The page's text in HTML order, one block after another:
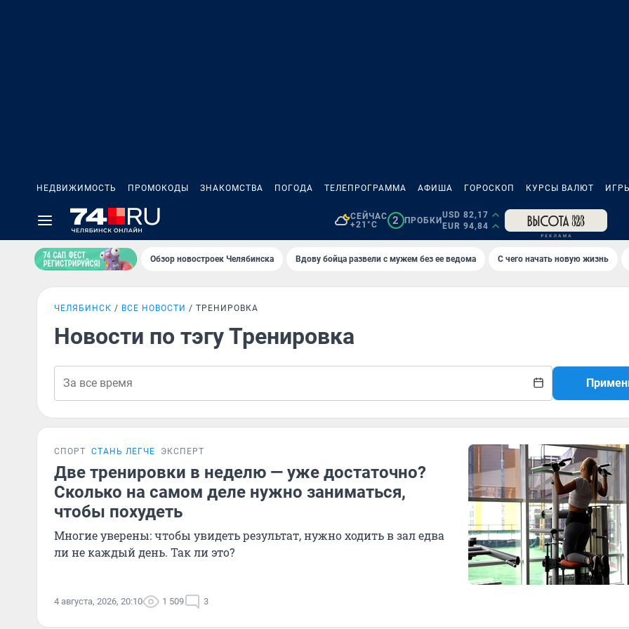
НЕДВИЖИМОСТЬ ПРОМОКОДЫ ЗНАКОМСТВА ПОГОДА ТЕЛЕПРОГРАММА АФИША ГОРОСКОП КУРСЫ ВАЛЮТ
СЕЙЧАС
+21°C
2 ПРОБКИ
USD 82,17
EUR 94,84
Обзор новостроек Челябинска Вдову бойца развели с мужем без ее ведома С чего начать новую жизнь
ЧЕЛЯБИНСК ВСЕ НОВОСТИ ТРЕНИРОВКА
Новости по тэгу Тренировка
СПОРТ СТАНЬ ЛЕГЧЕ ЭКСПЕРТ
Две тренировки в неделю — уже достаточно?
Сколько на самом деле нужно заниматься,
чтобы похудеть
Многие уверены: чтобы увидеть результат, нужно ходить в зал едва
ли не каждый день. Так ли это?
4 августа, 2026, 20:10 1 509 3